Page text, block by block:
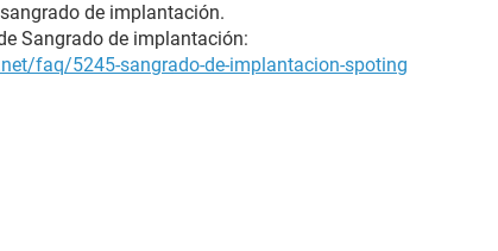
de implantación.
Sangrado de implantación:
faq/5245-sangrado-de-implantacion-spoting